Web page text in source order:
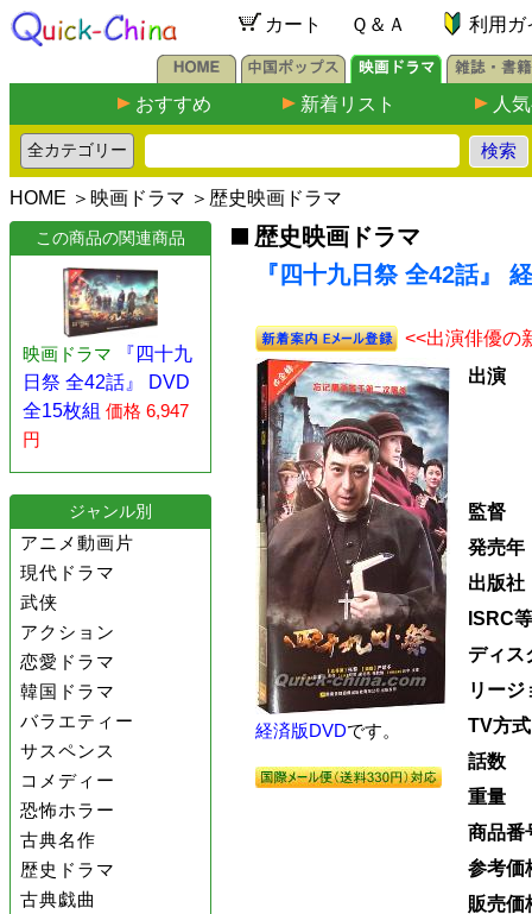
カート Ｑ＆Ａ 利用ガ
おすすめ 新着リスト 人
HOME ＞ 映画ドラマ ＞ 歴史映画ドラマ
この商品の関連商品
映画ドラマ
『四十九
日祭 全42話』 DVD
全15枚組 価格 6,947
円
ジャンル別
アニメ動画片
現代ドラマ
武侠
アクション
恋愛ドラマ
韓国ドラマ
バラエティー
サスペンス
コメディー
恐怖ホラー
古典名作
歴史ドラマ
古典戯曲
歴史映画ドラマ
『四十九日祭 全42話』
<<出演俳優の
経済版DVDです。
出演
監督
発売年
出版社
ISRC等
ディス
リージ
TV方式
話数
重量
商品番
参考価
販売価